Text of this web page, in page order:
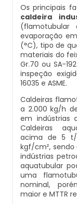
Caldeiraria
Caldeiraria
Caldeiraria
Caldeiras
Caldeiras E
Caldeiras E
Comprar
Controle E
Inspeção De
Pressão
Inspeção De
Inspeção
Inspeção
Inspeção
Inspeção
Inspeção
Inspeção
Montagem
Montagem
Montagem
Montagem
Montagem
Montagem
Montagem
Montagem
Caldeira
Caldeira
Caldeira
Compra E
Comprar
Comprar
Distribuidor
Empresa De
Distribuidor
Empresa De
Empresa De
Fornecedor
Onde
Peças Para
Queimador
Os principais
caldeira
(flamotubular
evaporação
(°C), tipo de
materiais do
Gr.70 ou SA-
inspeção
16035 e ASME.
Caldeiras
a 2.000 kg/h
em indústrias
Caldeiras
acima de 5 t/
kgf/cm², sendo
indústrias
aquatubular
uma
nominal,
maior e MTTR